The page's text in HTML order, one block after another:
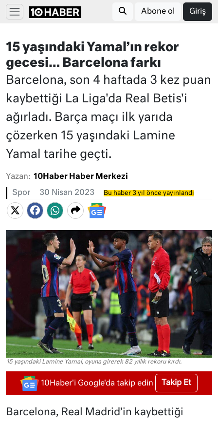
Abone ol Giriş
15 yaşındaki Yamal’ın rekor
gecesi… Barcelona farkı
Barcelona, son 4 haftada 3 kez puan
kaybettiği La Liga'da Real Betis'i
ağırladı. Barça maçı ilk yarıda
çözerken 15 yaşındaki Lamine
Yamal tarihe geçti.
Yazan: 10Haber Haber Merkezi
Spor 30 Nisan 2023 Bu haber 3 yıl önce yayınlandı
15 yaşındaki Lamine Yamal, oyuna girerek 82 yıllık rekoru kırdı.
10Haber'i Google'da takip edin Takip Et
Barcelona, Real Madrid’in kaybettiği